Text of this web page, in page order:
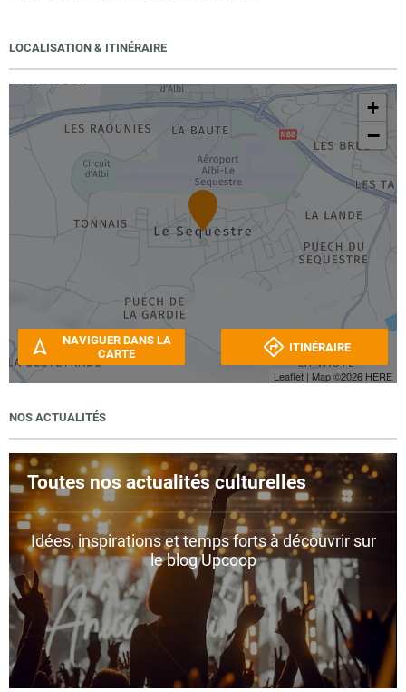
LOCALISATION & ITINÉRAIRE
+
−
Leaflet | Map ©2026 HERE
NAVIGUER DANS LA
CARTE
ITINÉRAIRE
NOS ACTUALITÉS
Toutes nos actualités culturelles
Idées, inspirations et temps forts à découvrir sur
le blog Upcoop